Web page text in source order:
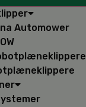
Automower